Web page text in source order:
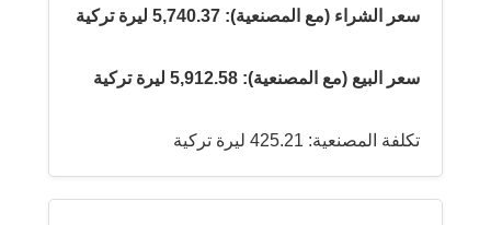
سعر الشراء (مع المصنعية): 5,740.37 ليرة تركية
سعر البيع (مع المصنعية): 5,912.58 ليرة تركية
تكلفة المصنعية: 425.21 ليرة تركية